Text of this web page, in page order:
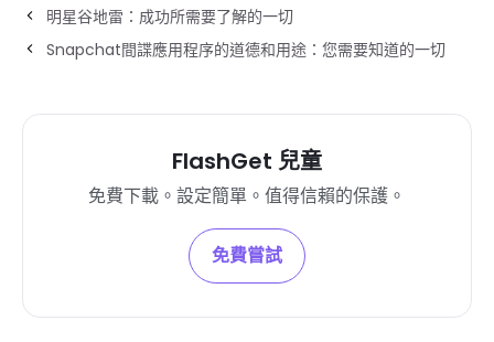
明星谷地雷：成功所需要了解的一切
Snapchat間諜應用程序的道德和用途：您需要知道的一切
FlashGet 兒童
免費下載。設定簡單。值得信賴的保護。
免費嘗試